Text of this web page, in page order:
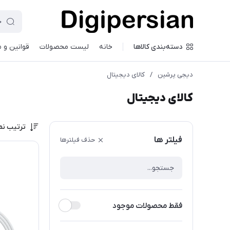
دسته‌بندی کالاها خانه لیست محصولات قوانین و
دیجی پرشین / کالای دیجیتال
کالای دیجیتال
فیلتر ها حذف فیلترها
فقط محصولات موجود
ترتیب